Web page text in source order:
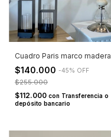
Cuadro Paris marco madera
$140.000 -45% OFF
$255.000
$112.000 con Transferencia o
depósito bancario